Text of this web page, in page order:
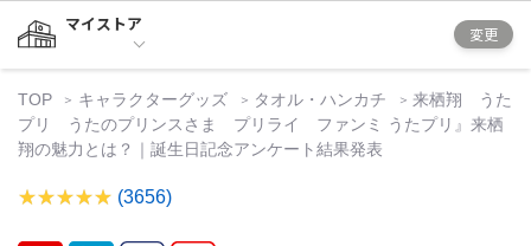
マイストア
変更
TOP キャラクターグッズ タオル・ハンカチ
来栖翔 うた
プリ うたのプリンスさま プリライ ファンミ うたプリ』来栖
翔の魅力とは？｜誕生日記念アンケート結果発表
(3656)